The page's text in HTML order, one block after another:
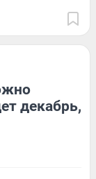
декабрь,